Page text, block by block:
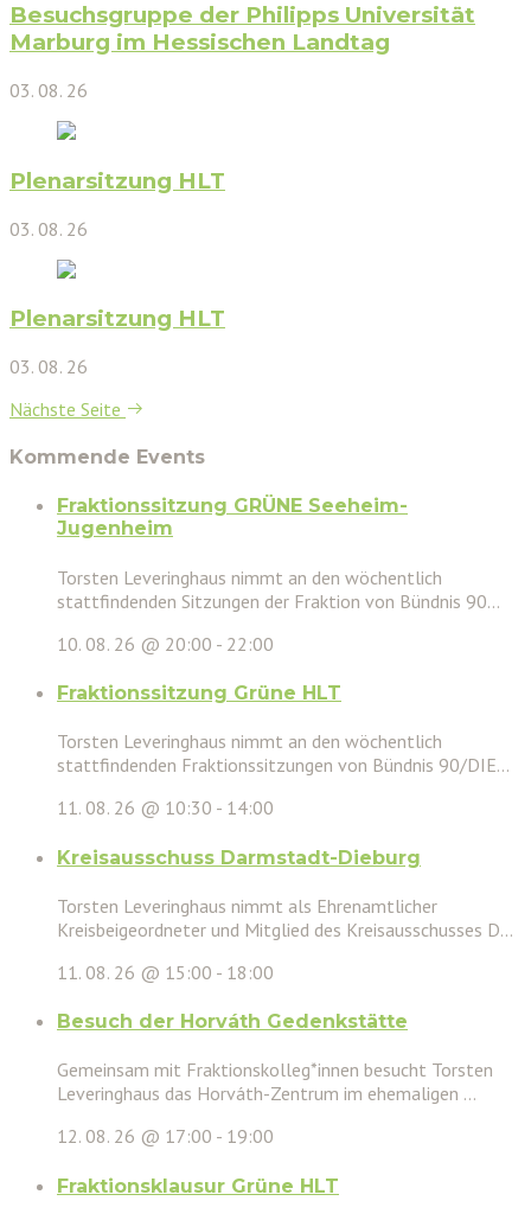
Besuchsgruppe der Philipps Universität
Marburg im Hessischen Landtag
03. 08. 26
Plenarsitzung HLT
03. 08. 26
Plenarsitzung HLT
03. 08. 26
Nächste Seite
Kommende Events
Fraktionssitzung GRÜNE Seeheim-
Jugenheim
Torsten Leveringhaus nimmt an den wöchentlich
stattfindenden Sitzungen der Fraktion von Bündnis 90...
10. 08. 26 @ 20:00 - 22:00
Fraktionssitzung Grüne HLT
Torsten Leveringhaus nimmt an den wöchentlich
stattfindenden Fraktionssitzungen von Bündnis 90/DIE...
11. 08. 26 @ 10:30 - 14:00
Kreisausschuss Darmstadt-Dieburg
Torsten Leveringhaus nimmt als Ehrenamtlicher
Kreisbeigeordneter und Mitglied des Kreisausschusses D...
11. 08. 26 @ 15:00 - 18:00
Besuch der Horváth Gedenkstätte
Gemeinsam mit Fraktionskolleg*innen besucht Torsten
Leveringhaus das Horváth-Zentrum im ehemaligen ...
12. 08. 26 @ 17:00 - 19:00
Fraktionsklausur Grüne HLT